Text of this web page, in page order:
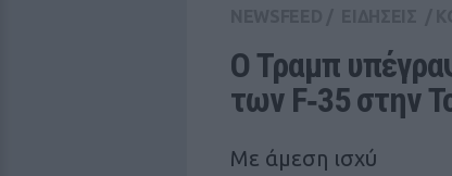
Ο Τραμπ
των F‑35 στην
Με άμεση ισχύ